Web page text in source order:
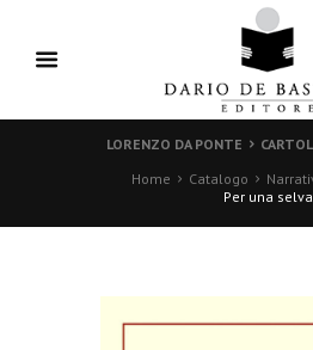
LORENZO DA PONTE
Home
Catalogo
Per una selva